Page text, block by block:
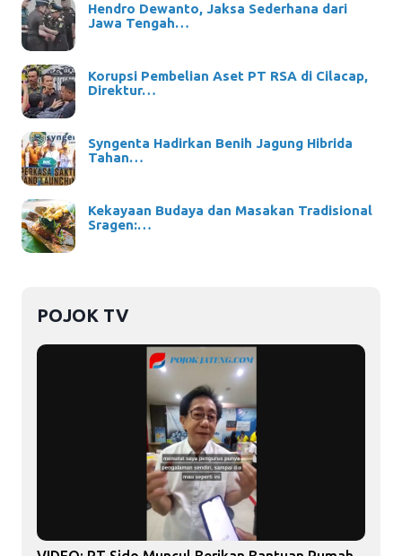
Hendro Dewanto, Jaksa Sederhana dari
Jawa Tengah…
Korupsi Pembelian Aset PT RSA di Cilacap,
Direktur…
Syngenta Hadirkan Benih Jagung Hibrida
Tahan…
Kekayaan Budaya dan Masakan Tradisional
Sragen:…
POJOK TV